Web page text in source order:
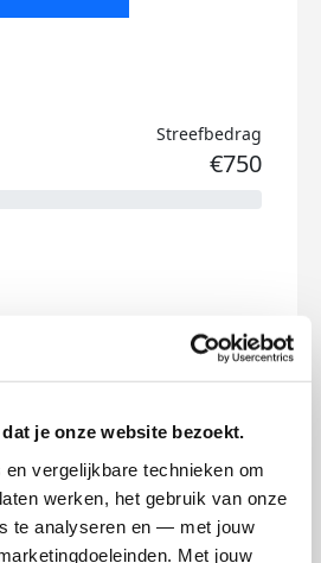
je onze website bezoekt.
vergelijkbare technieken om
werken, het gebruik van onze
te analyseren en — met jouw
Met jouw
Streefbedrag
€750
volgen